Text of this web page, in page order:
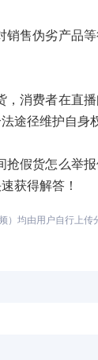
伪劣产品等
费者在直播
途径维护自
货怎么举报
获得解答！
）均由用户自行上